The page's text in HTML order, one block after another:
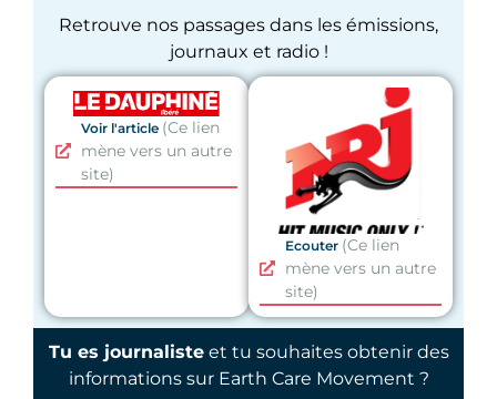
Retrouve nos passages dans les émissions,
journaux et radio !
Voir l'article (Ce lien
mène vers un autre
site)
Ecouter (Ce lien
mène vers un autre
site)
Tu es journalisteet tu souhaites obtenir des
informations sur Earth Care Movement ?